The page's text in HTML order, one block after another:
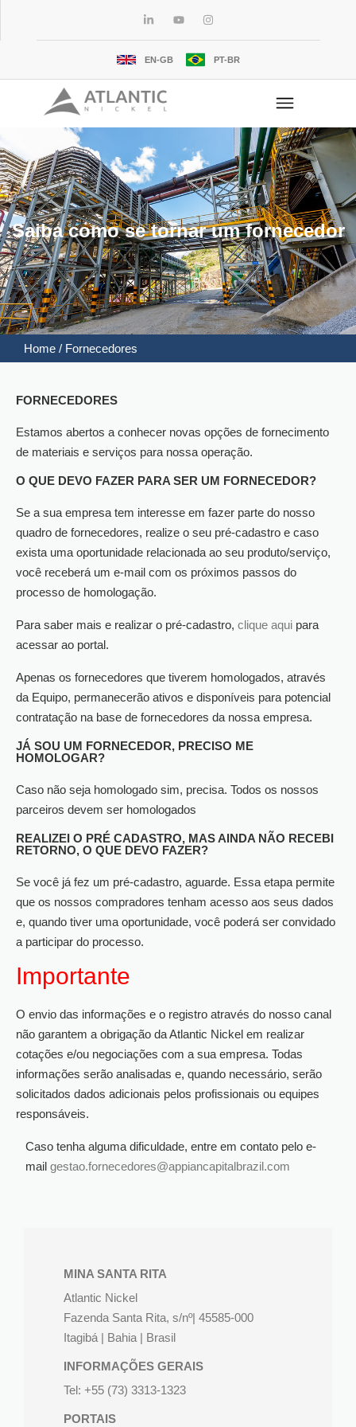
EN-GB PT-BR
Saiba como se tornar um fornecedor
Home / Fornecedores
FORNECEDORES
Estamos abertos a conhecer novas opções de fornecimento
de materiais e serviços para nossa operação.
O QUE DEVO FAZER PARA SER UM FORNECEDOR?
Se a sua empresa tem interesse em fazer parte do nosso
quadro de fornecedores, realize o seu pré-cadastro e caso
exista uma oportunidade relacionada ao seu produto/serviço,
você receberá um e-mail com os próximos passos do
processo de homologação.
Para saber mais e realizar o pré-cadastro, clique aqui para
acessar ao portal.
Apenas os fornecedores que tiverem homologados, através
da Equipo, permanecerão ativos e disponíveis para potencial
contratação na base de fornecedores da nossa empresa.
JÁ SOU UM FORNECEDOR, PRECISO ME
HOMOLOGAR?
Caso não seja homologado sim, precisa. Todos os nossos
parceiros devem ser homologados
REALIZEI O PRÉ CADASTRO, MAS AINDA NÃO RECEBI
RETORNO, O QUE DEVO FAZER?
Se você já fez um pré-cadastro, aguarde. Essa etapa permite
que os nossos compradores tenham acesso aos seus dados
e, quando tiver uma oportunidade, você poderá ser convidado
a participar do processo.
Importante
O envio das informações e o registro através do nosso canal
não garantem a obrigação da Atlantic Nickel em realizar
cotações e/ou negociações com a sua empresa. Todas
informações serão analisadas e, quando necessário, serão
solicitados dados adicionais pelos profissionais ou equipes
responsáveis.
Caso tenha alguma dificuldade, entre em contato pelo e-
mail gestao.fornecedores@appiancapitalbrazil.com
MINA SANTA RITA
Atlantic Nickel
Fazenda Santa Rita, s/nº| 45585-000
Itagibá | Bahia | Brasil
INFORMAÇÕES GERAIS
Tel: +55 (73) 3313-1323
PORTAIS